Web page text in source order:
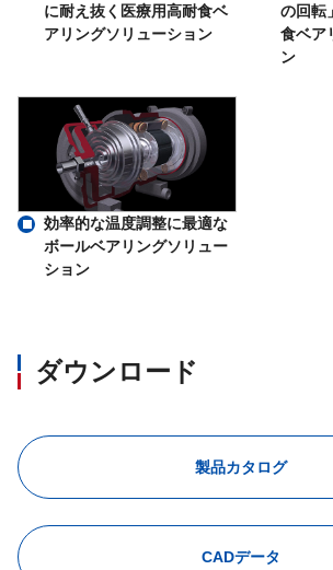
に耐え抜く医療用高耐食ベ
アリングソリューション
の回転
食ベア
ン
効率的な温度調整に最適な
ボールベアリングソリュー
ション
ダウンロード
製品カタログ
CADデータ